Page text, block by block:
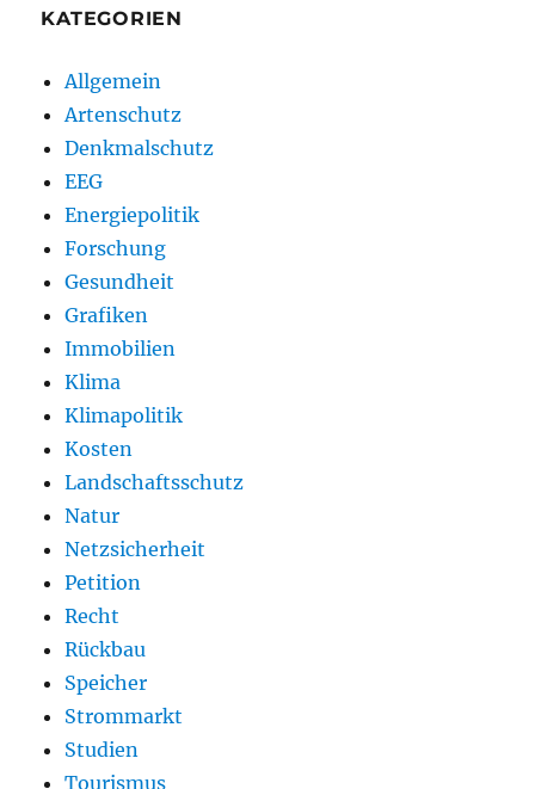
KATEGORIEN
Allgemein
Artenschutz
Denkmalschutz
EEG
Energiepolitik
Forschung
Gesundheit
Grafiken
Immobilien
Klima
Klimapolitik
Kosten
Landschaftsschutz
Natur
Netzsicherheit
Petition
Recht
Rückbau
Speicher
Strommarkt
Studien
Tourismus